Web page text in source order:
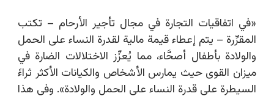
«في اتفاقيات التجارة في مجال تأجير الأرحام – تكتب
المقرِّرة – يتم إعطاء قيمة مالية لقدرة النساء على الحمل
والولادة بأطفال أصحَّاء، مما يُعزِّز الاختلالات الضارة في
ميزان القوى حيث يمارس الأشخاص والكيانات الأكثر ثراءً
السيطرة على قدرة النساء على الحمل والولادة». وفي هذا